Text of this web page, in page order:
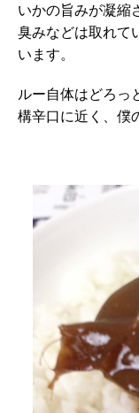
いかの旨みが凝縮
臭みなどは取れて
います。
ルー自体はどろっ
構辛口に近く、僕